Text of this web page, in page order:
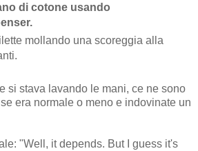
di cotone usando
mollando una scoreggia alla
si stava lavando le mani, ce ne sono
era normale o meno e indovinate un
"Well, it depends. But I guess it's